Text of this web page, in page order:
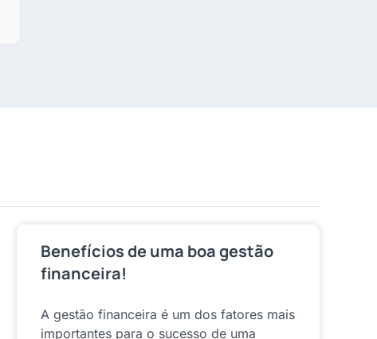
Benefícios de uma boa gestão
financeira!
A gestão financeira é um dos fatores mais
importantes para o sucesso de uma